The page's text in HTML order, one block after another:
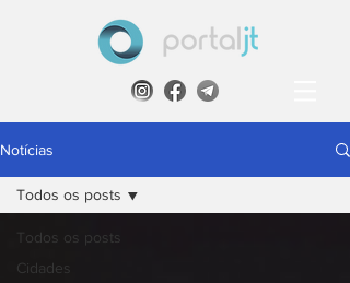
Notícias
Todos os posts
Cidades
Todos os posts